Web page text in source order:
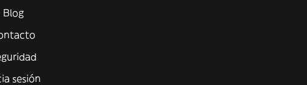
Blog
sesión